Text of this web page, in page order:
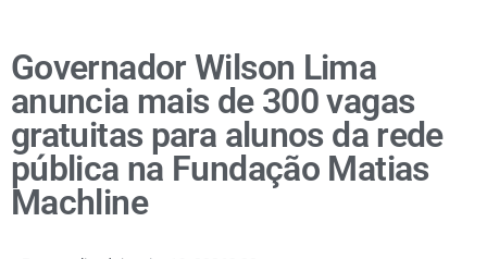
Governador Wilson Lima
anuncia mais de 300 vagas
gratuitas para alunos da rede
pública na Fundação Matias
Machline